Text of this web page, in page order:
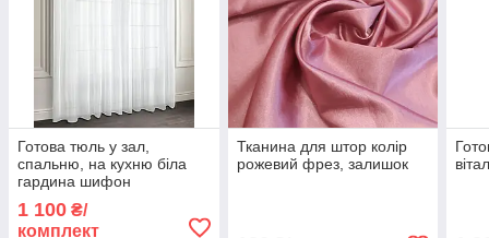
Готова тюль у зал,
спальню, на кухню біла
гардина шифон
Туреччина, 6 метрів
ширина
1 100 ₴/
комплект
Тканина для штор колір
рожевий фрез, залишок